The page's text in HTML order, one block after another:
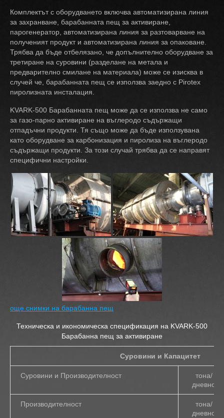
Комплектът с оборудването включва автоматизирана линия
за захранване, барабанната пещ за активиране,
парогенератор, автоматизирана линия за разтоварване на
полученият продукт и автоматизирана линия за опаковане.
Трябва да бъде отбелязано, че допълнително оборудване за
третиране на суровини (разделане на метала и
предварително смилане на материала) може се изисква в
случей че, барабанната пещ се използва заедно с Pirotex
пиролизната инсталация.
KVARK-500 Барабанната пещ може да се използва не само
за газо-парно активиране на въглеродо съдържащи
отпадъчни продукти. Тя също може да бъде използувана
като оборудване за карбонизация и пиролиза на въглеродо
съдържащи продукти. За този случай трябва да се направят
специфични настройки.
още снимки на барабанна пещ
Техническа и икономическа спецификация на KVARK-500
Барабанна пещ за активиране
Суровини и Капацитет
Суровини и Производителност
тона/
дневно
Производителност
тона/
дневно